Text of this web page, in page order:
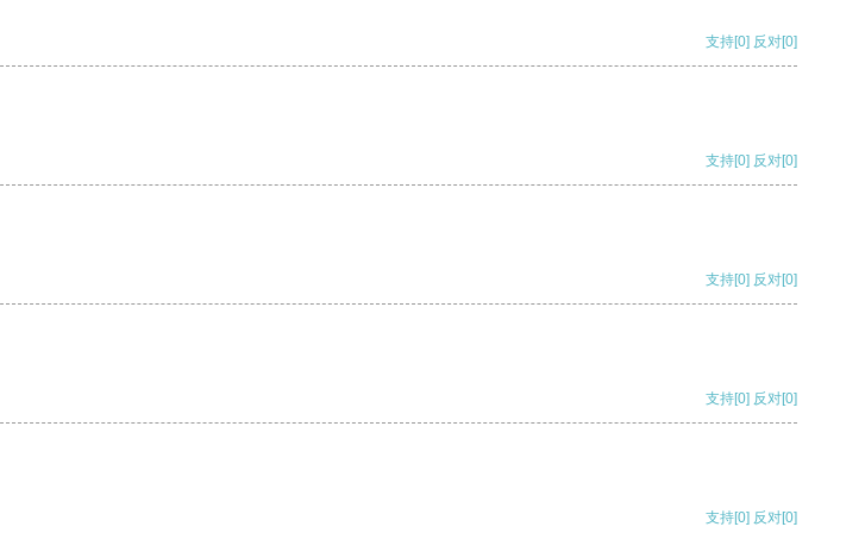
支持[0] 反对[0]
支持[0] 反对[0]
支持[0] 反对[0]
支持[0] 反对[0]
支持[0] 反对[0]